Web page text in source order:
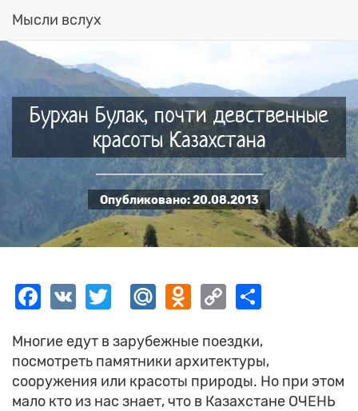
Перейти
основному
содержанию
Мысли вслух
Бурхан Булак, почти девственные
красоты Казахстана
Опубликовано:20.08.2013
Facebook
VK TwitterMail.Ru
Odnoklassniki
Copy
Многие едут в зарубежные поездки,
посмотреть памятники архитектуры,
сооружения или красоты природы. Но при этом
мало кто из нас знает, что в Казахстане ОЧЕНЬ